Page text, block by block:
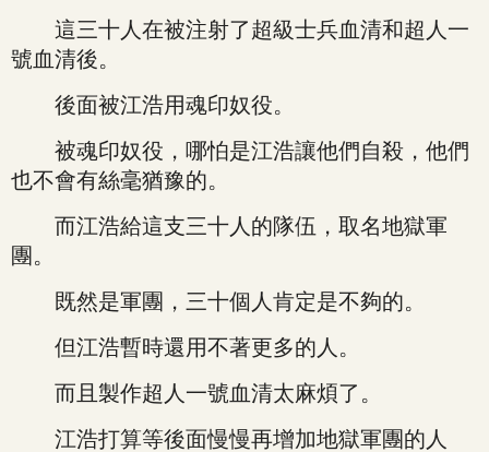
這三十人在被注射了超級士兵血清和超人一
號血清後。
後面被江浩用魂印奴役。
被魂印奴役，哪怕是江浩讓他們自殺，他們
也不會有絲毫猶豫的。
而江浩給這支三十人的隊伍，取名地獄軍
團。
既然是軍團，三十個人肯定是不夠的。
但江浩暫時還用不著更多的人。
而且製作超人一號血清太麻煩了。
江浩打算等後面慢慢再增加地獄軍團的人